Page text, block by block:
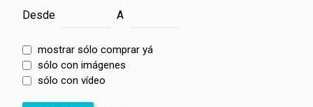
Desde A
mostrar sólo comprar yá
sólo con imágenes
sólo con vídeo